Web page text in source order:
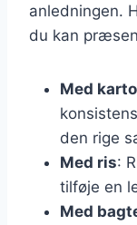
anledningen.
du kan
Med
den rige
Med ris:
tilføje en
Med